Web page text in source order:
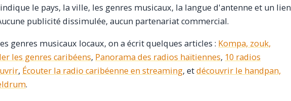
le pays, la ville, les genres musicaux, la langue d'antenne et un lien
publicité dissimulée, aucun partenariat commercial.
genres musicaux locaux, on a écrit quelques articles : Kompa, zouk,
les genres caribéens, Panorama des radios haïtiennes, 10 radios
, Écouter la radio caribéenne en streaming, etdécouvrir le handpan,
.